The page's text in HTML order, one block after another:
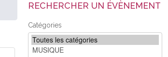
RECHERCHER UN ÉVÈNEMENT
Catégories